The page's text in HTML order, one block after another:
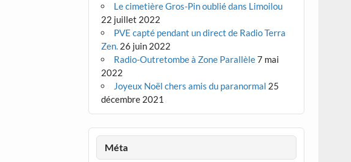
Le cimetière Gros-Pin oublié dans Limoilou
22 juillet 2022
PVE capté pendant un direct de Radio Terra
Zen. 26 juin 2022
Radio-Outretombe à Zone Parallèle7 mai
2022
Joyeux Noël chers amis du paranormal 25
décembre 2021
Méta